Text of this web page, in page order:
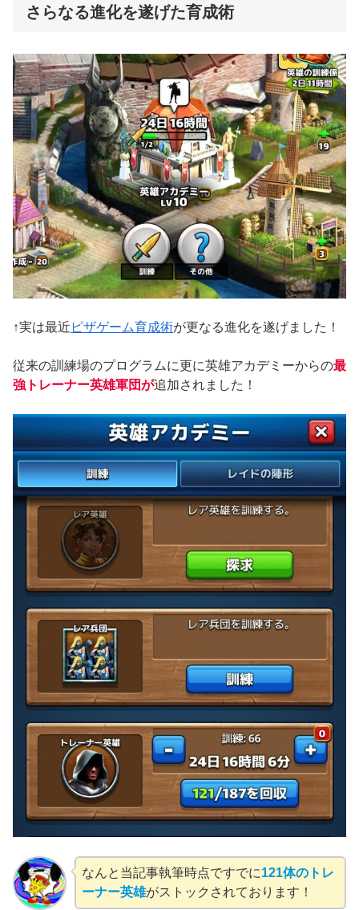
さらなる進化を遂げた育成術
↑実は最近 ピザゲーム育成術が更なる進化を遂げました！
従来の訓練場のプログラムに更に英雄アカデミーからの最
強トレーナー英雄軍団が追加されました！
なんと当記事執筆時点ですでに121体のトレ
ーナー英雄がストックされております！